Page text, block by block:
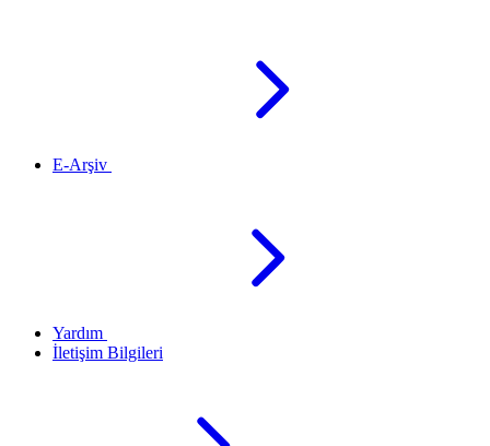
E-Arşiv
Yardım
İletişim Bilgileri